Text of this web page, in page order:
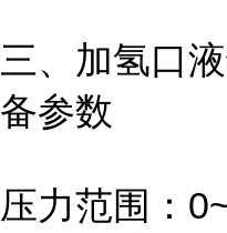
三、 加氢口
备参数
压力范围：